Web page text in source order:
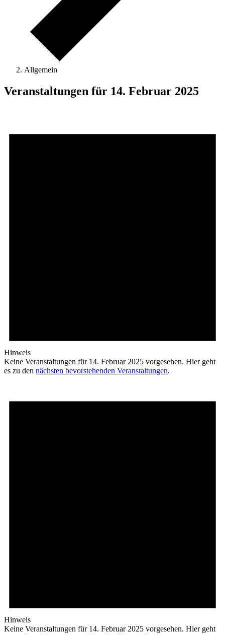
Allgemein
Veranstaltungen für 14. Februar 2025
Hinweis
Keine Veranstaltungen für 14. Februar 2025 vorgesehen. Hier geht
es zu den nächsten bevorstehenden Veranstaltungen.
Hinweis
Keine Veranstaltungen für 14. Februar 2025 vorgesehen. Hier geht